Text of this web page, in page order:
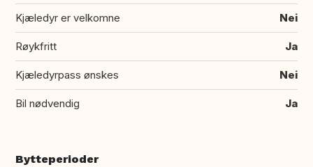
Kjæledyr er velkomne Nei
Røykfritt Ja
Kjæledyrpass ønskes Nei
Bil nødvendig Ja
Bytteperioder